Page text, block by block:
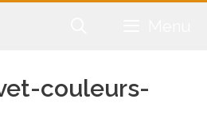
couleurs-